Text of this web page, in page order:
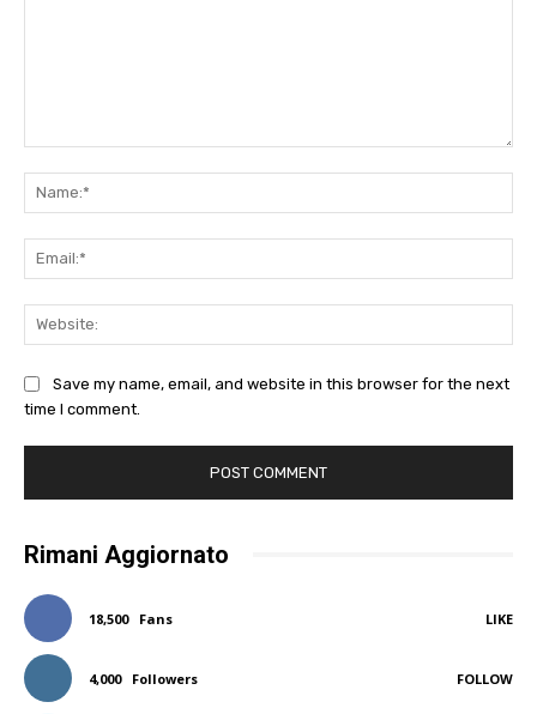
Save my name, email, and website in this browser for the next
time I comment.
Rimani Aggiornato
18,500 Fans LIKE
4,000 Followers FOLLOW